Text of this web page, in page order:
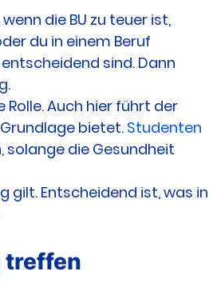
die BU zu teuer ist,
du in einem Beruf
sind. Dann
Rolle. Auch hier führt der
bietet. Studenten
die Gesundheit
gilt. Entscheidend ist, was in
treffen